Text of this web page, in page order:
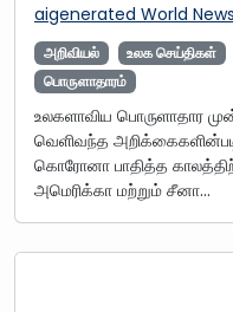
aigenerated World News
அறிவியல் உலக செய்திகள்
பொருளாதாரம்
உலகளாவிய பொருளாதார
வெளிவந்த
கொரோனா பாதித்த
அமெரிக்கா மற்றும் சீனா…